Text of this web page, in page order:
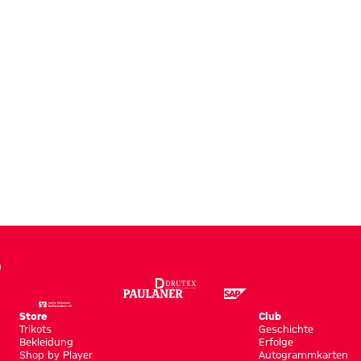
Store
Trikots
Bekleidung
Shop by Player
Club
Geschichte
Erfolge
Autogrammkarten